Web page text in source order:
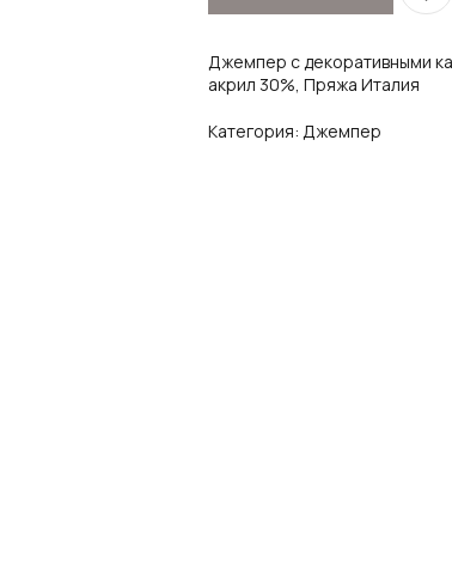
Джемпер с декоративными
акрил 30%, Пряжа Италия
Категория: Джемпер